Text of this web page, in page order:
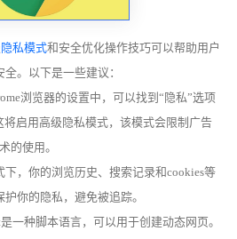
隐私模式和安全优化操作技巧可以帮助用户
。以下是一些建议：
浏览器的设置中，可以找到“隐私”选项
将启用高级隐私模式，该模式会限制广告
的使用。
，你的浏览历史、搜索记录和cookies等
你的隐私，避免被追踪。
是一种脚本语言，可以用于创建动态网页。